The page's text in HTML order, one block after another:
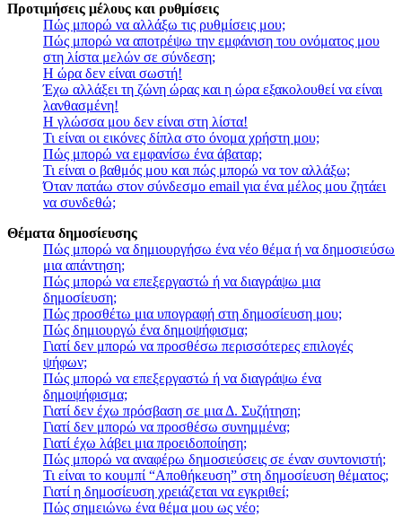
Προτιμήσεις μέλους και ρυθμίσεις
Πώς μπορώ να αλλάξω τις ρυθμίσεις μου;
Πώς μπορώ να αποτρέψω την εμφάνιση του ονόματος μου
στη λίστα μελών σε σύνδεση;
Η ώρα δεν είναι σωστή!
Έχω αλλάξει τη ζώνη ώρας και η ώρα εξακολουθεί να είναι
λανθασμένη!
Η γλώσσα μου δεν είναι στη λίστα!
Τι είναι οι εικόνες δίπλα στο όνομα χρήστη μου;
Πώς μπορώ να εμφανίσω ένα άβαταρ;
Τι είναι ο βαθμός μου και πώς μπορώ να τον αλλάξω;
Όταν πατάω στον σύνδεσμο email για ένα μέλος μου ζητάει
να συνδεθώ;
Θέματα δημοσίευσης
Πώς μπορώ να δημιουργήσω ένα νέο θέμα ή να δημοσιεύσω
μια απάντηση;
Πώς μπορώ να επεξεργαστώ ή να διαγράψω μια
δημοσίευση;
Πώς προσθέτω μια υπογραφή στη δημοσίευση μου;
Πώς δημιουργώ ένα δημοψήφισμα;
Γιατί δεν μπορώ να προσθέσω περισσότερες επιλογές
ψήφων;
Πώς μπορώ να επεξεργαστώ ή να διαγράψω ένα
δημοψήφισμα;
Γιατί δεν έχω πρόσβαση σε μια Δ. Συζήτηση;
Γιατί δεν μπορώ να προσθέσω συνημμένα;
Γιατί έχω λάβει μια προειδοποίηση;
Πώς μπορώ να αναφέρω δημοσιεύσεις σε έναν συντονιστή;
Τι είναι το κουμπί “Αποθήκευση” στη δημοσίευση θέματος;
Γιατί η δημοσίευση χρειάζεται να εγκριθεί;
Πώς σημειώνω ένα θέμα μου ως νέο;